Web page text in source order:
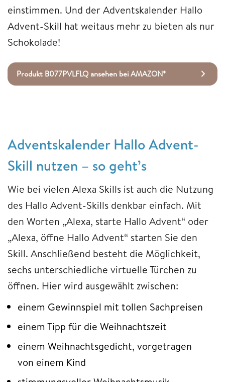
einstimmen. Und der Adventskalender Hallo
Advent-Skill hat weitaus mehr zu bieten als nur
Schokolade!
Produkt B077PVLFLQ ansehen bei AMAZON*
Adventskalender Hallo Advent-
Skill nutzen – so geht’s
Wie bei vielen Alexa Skills ist auch die Nutzung
des Hallo Advent-Skills denkbar einfach. Mit
den Worten „Alexa, starte Hallo Advent“ oder
„Alexa, öffne Hallo Advent“ starten Sie den
Skill. Anschließend besteht die Möglichkeit,
sechs unterschiedliche virtuelle Türchen zu
öffnen. Hier wird ausgewählt zwischen:
einem Gewinnspiel mit tollen Sachpreisen
einem Tipp für die Weihnachtszeit
einem Weihnachtsgedicht, vorgetragen
von einem Kind